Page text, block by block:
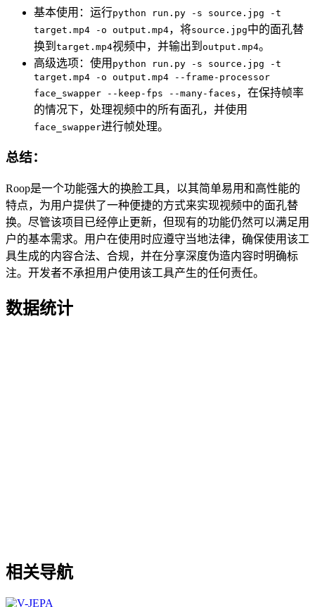
基本使用：运行python run.py -s source.jpg -t
target.mp4 -o output.mp4，将source.jpg中的面孔替
换到 target.mp4视频中，并输出到 output.mp4。
高级选项：使用 python run.py -s source.jpg -t
target.mp4 -o output.mp4 --frame-processor
face_swapper --keep-fps --many-faces ，在保持帧率
的情况下，处理视频中的所有面孔，并使用
face_swapper进行帧处理。
总结：
Roop是一个功能强大的换脸工具，以其简单易用和高性能的
特点，为用户提供了一种便捷的方式来实现视频中的面孔替
换。尽管该项目已经停止更新，但现有的功能仍然可以满足用
户的基本需求。用户在使用时应遵守当地法律，确保使用该工
具生成的内容合法、合规，并在分享深度伪造内容时明确标
注。开发者不承担用户使用该工具产生的任何责任。
数据统计
相关导航